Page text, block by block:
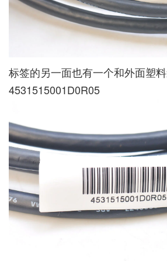
标签的另一面也有一个和外面塑
4531515001D0R05